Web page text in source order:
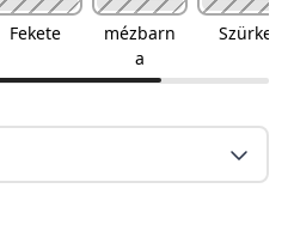
Fekete
mézbarn
a
Szürke